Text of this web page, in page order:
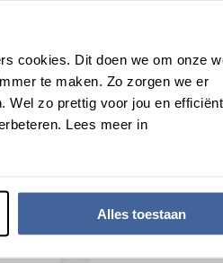
cookies. Dit doen we om onze
te maken. Zo zorgen we er
Wel zo prettig voor jou en
Lees meer in
Alles toestaan
Voor
Met
deskundig
ondersteunen
een snelle
– samen
Onze